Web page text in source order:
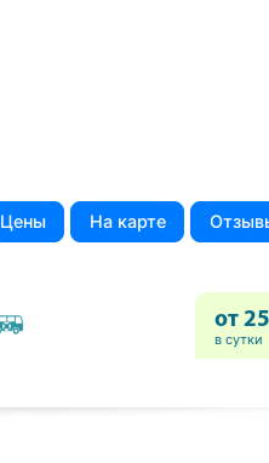
Цены На карте
от
в сутки